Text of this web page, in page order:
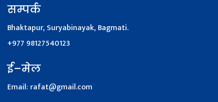
सम्पर्क
Bhaktapur, Suryabinayak, Bagmati.
+977 98127540123
ई–मेल
Email: rafat@gmail.com